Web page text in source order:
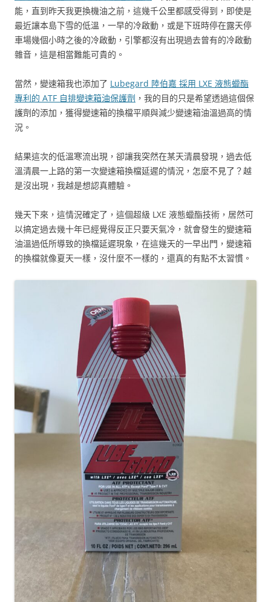
能，直到昨天我更換機油之前，這幾千公里都感受得到，即使是
最近讓本島下雪的低溫，一早的冷啟動，或是下班時停在露天停
車場幾個小時之後的冷啟動，引擎都沒有出現過去曾有的冷啟動
雜音，這是相當難能可貴的。
當然，變速箱我也添加了 Lubegard 陸伯嘉 採用 LXE 液態蠟酯
專利的 ATF 自排變速箱油保護劑 ，我的目的只是希望透過這個保
護劑的添加，獲得變速箱的換檔平順與減少變速箱油溫過高的情
況。
結果這次的低溫寒流出現，卻讓我突然在某天清晨發現，過去低
溫清晨一上路的第一次變速箱換檔延遲的情況，怎麼不見了？越
是沒出現，我越是想認真體驗。
幾天下來，這情況確定了，這個超級 LXE 液態蠟酯技術，居然可
以搞定過去幾十年已經覺得反正只要天氣冷，就會發生的變速箱
油溫過低所導致的換檔延遲現象，在這幾天的一早出門，變速箱
的換檔就像夏天一樣，沒什麼不一樣的，還真的有點不太習慣。